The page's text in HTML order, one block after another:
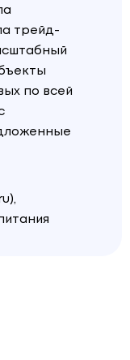
трейд-
по всей